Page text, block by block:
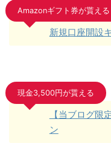
Amazonギフト券が貰える
新規口座開設
現金3,500円が貰える
【当ブログ限
ン